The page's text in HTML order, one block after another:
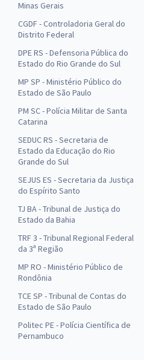
Minas Gerais
CGDF - Controladoria Geral do
Distrito Federal
DPE RS - Defensoria Pública do
Estado do Rio Grande do Sul
MP SP - Ministério Público do
Estado de São Paulo
PM SC - Polícia Militar de Santa
Catarina
SEDUC RS - Secretaria de
Estado da Educação do Rio
Grande do Sul
SEJUS ES - Secretaria da Justiça
do Espírito Santo
TJ BA - Tribunal de Justiça do
Estado da Bahia
TRF 3 - Tribunal Regional Federal
da 3ª Região
MP RO - Ministério Público de
Rondônia
TCE SP - Tribunal de Contas do
Estado de São Paulo
Politec PE - Polícia Científica de
Pernambuco